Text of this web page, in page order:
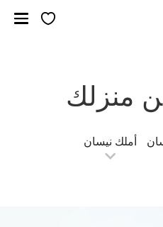
منزلك
أملك نيسان